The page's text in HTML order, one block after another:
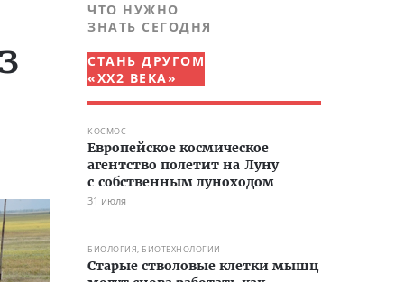
ЧТО НУЖНО
ЗНАТЬ СЕГОДНЯ
СТАНЬ ДРУГОМ
«XX2 ВЕКА»
КОСМОС
Европейское космическое
агентство полетит на Луну
с собственным луноходом
31 июля
БИОЛОГИЯ, БИОТЕХНОЛОГИИ
Старые стволовые клетки мышц